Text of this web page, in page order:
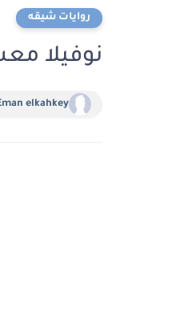
روايات شيقه
نوفيلا
elkahkey